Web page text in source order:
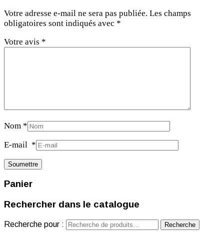
Votre adresse e-mail ne sera pas publiée. Les champs
obligatoires sont indiqués avec *
Votre avis *
Nom *
E-mail *
Panier
Rechercher dans le catalogue
Recherche pour : Recherche